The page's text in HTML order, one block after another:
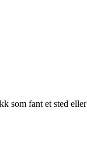
som fant et sted